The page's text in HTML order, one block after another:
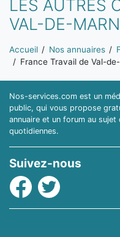
LES AUTRES
VAL-DE-
Vous êtes ici:
Accueil Nos annuaires
France Travail de Val-
Nos-services.com est un
public, qui vous propose
annuaire et un forum au
quotidiennes.
Suivez-nous
Facebook
Twitter